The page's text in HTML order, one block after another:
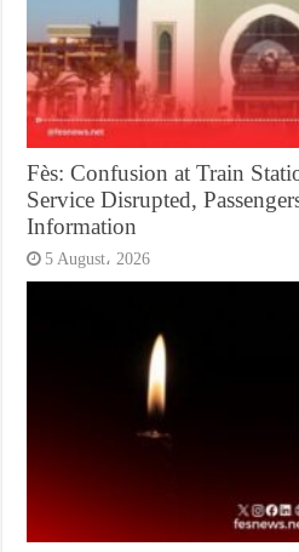
Fès: Confusion at Train
Service Disrupted,
Information
5 August، 2026